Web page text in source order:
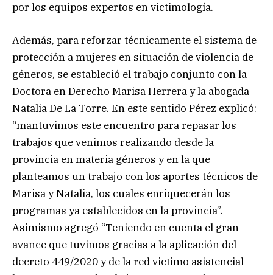
por los equipos expertos en victimología.
Además, para reforzar técnicamente el sistema de
protección a mujeres en situación de violencia de
géneros, se estableció el trabajo conjunto con la
Doctora en Derecho Marisa Herrera y la abogada
Natalia De La Torre. En este sentido Pérez explicó:
“mantuvimos este encuentro para repasar los
trabajos que venimos realizando desde la
provincia en materia géneros y en la que
planteamos un trabajo con los aportes técnicos de
Marisa y Natalia, los cuales enriquecerán los
programas ya establecidos en la provincia”.
Asimismo agregó “Teniendo en cuenta el gran
avance que tuvimos gracias a la aplicación del
decreto 449/2020 y de la red victimo asistencial